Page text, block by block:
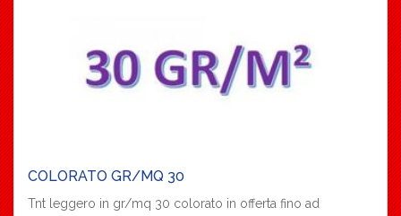
COLORATO GR/MQ 30
Tnt leggero in gr/mq 30 colorato in offerta fino ad